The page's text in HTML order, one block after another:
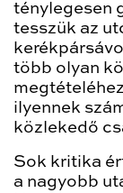
ténylegesen
tesszük az
több olyan
ilyennek
közlekedő
Sok kritika
a nagyobb